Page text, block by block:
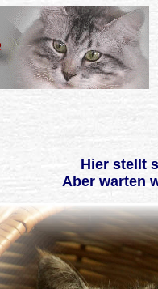
Hier stellt
Aber warten